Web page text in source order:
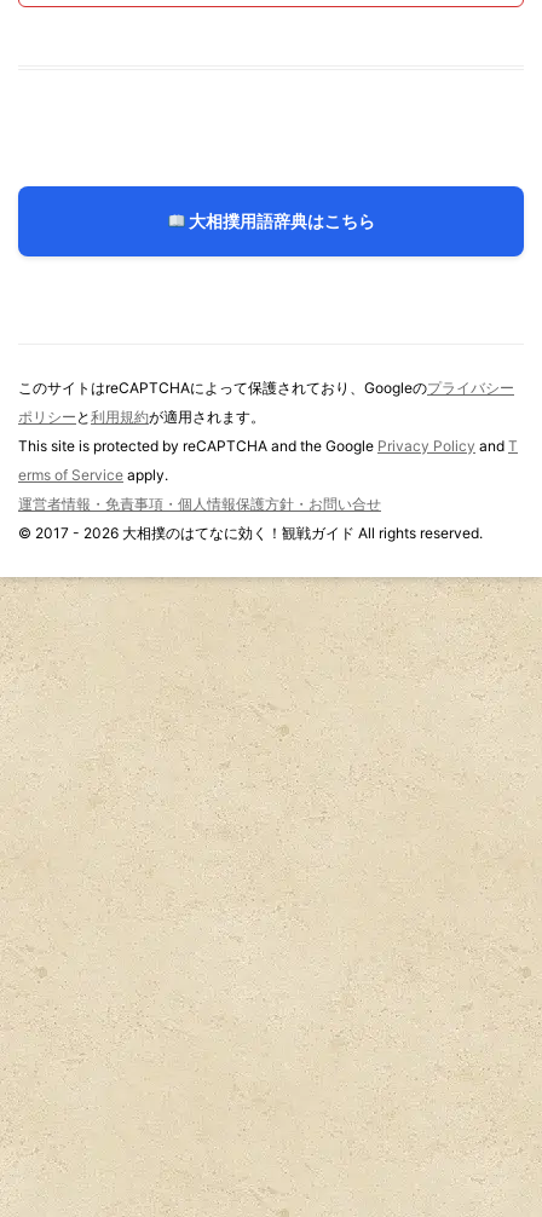
大相撲用語辞典はこちら
このサイトはreCAPTCHAによって保護されており、Googleのプライバシー
ポリシー と利用規約が適用されます。
This site is protected by reCAPTCHA and the Google Privacy Policy and T
erms of Service apply.
運営者情報・免責事項・個人情報保護方針・お問い合せ
© 2017 - 2026 大相撲のはてなに効く！観戦ガイド All rights reserved.